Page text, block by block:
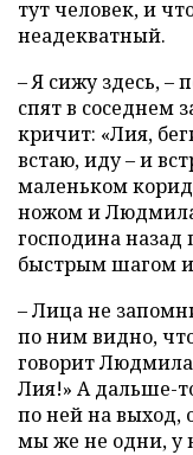
тут человек, и
неадекватный.
– Я сижу здесь, –
спят в соседнем
кричит: «Лия,
встаю, иду – и
маленьком
ножом и
господина назад
быстрым шагом
– Лица не
по ним видно,
говорит
Лия!» А дальше-
по ней на выход,
мы же не одни, у